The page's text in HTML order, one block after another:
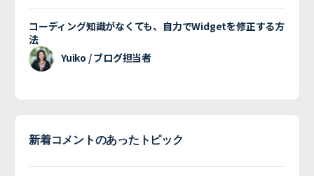
コーディング知識がなくても、自力でWidgetを修正する方
法
Yuiko / ブログ担当者
新着コメントのあったトピック